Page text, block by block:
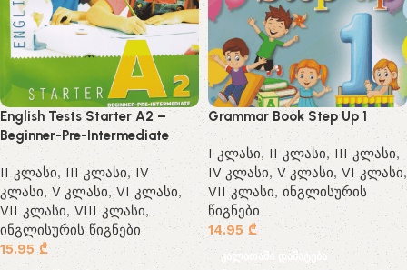
English Tests Starter A2 –
Beginner-Pre-Intermediate
II კლასი, III კლასი,IV
კლასი, V კლასი,VI კლასი,
VII კლასი,VIII კლასი,
ინგლისურის წიგნები
15.95₾
Grammar Book Step Up 1
I კლასი,II კლასი, III კლასი,
IV კლასი,V კლასი, VI კლასი,
VII კლასი, ინგლისურის
წიგნები
14.95 ₾
კალათაში დამატება